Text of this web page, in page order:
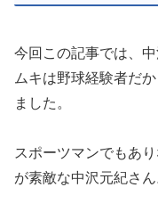
今回この記事では、
ムキは野球経験者だ
ました。
スポーツマンでもあ
が素敵な中沢元紀さん